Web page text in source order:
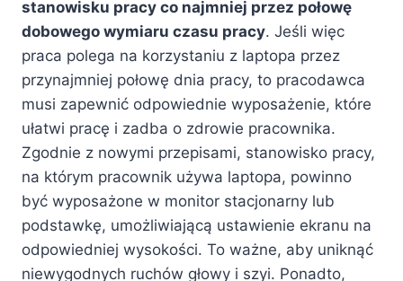
stanowisku pracy co najmniej przez połowę
dobowego wymiaru czasu pracy. Jeśli więc
praca polega na korzystaniu z laptopa przez
przynajmniej połowę dnia pracy, to pracodawca
musi zapewnić odpowiednie wyposażenie, które
ułatwi pracę i zadba o zdrowie pracownika.
Zgodnie z nowymi przepisami, stanowisko pracy,
na którym pracownik używa laptopa, powinno
być wyposażone w monitor stacjonarny lub
podstawkę, umożliwiającą ustawienie ekranu na
odpowiedniej wysokości. To ważne, aby uniknąć
niewygodnych ruchów głowy i szyi. Ponadto,